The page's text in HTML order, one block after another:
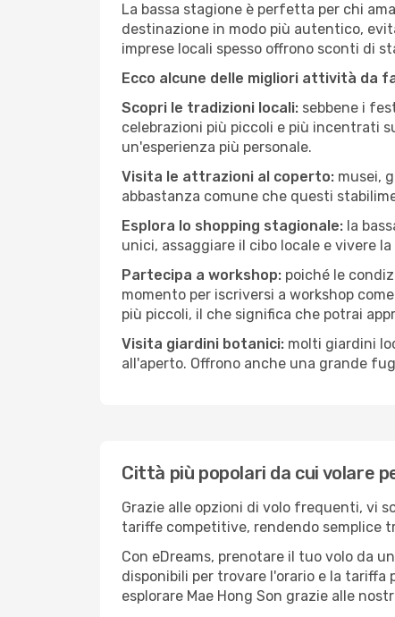
La bassa stagione è perfetta per chi
destinazione in modo più autentico,
imprese locali spesso offrono sconti di
Ecco alcune delle migliori attività da
Scopri le tradizioni locali: sebbene i
celebrazioni più piccoli e più incentrati
un'esperienza più personale.
Visita le attrazioni al coperto: musei,
abbastanza comune che questi
Esplora lo shopping stagionale: la
unici, assaggiare il cibo locale e vivere
Partecipa a workshop: poiché le
momento per iscriversi a workshop
più piccoli, il che significa che potrai
Visita giardini botanici: molti giardini
all'aperto. Offrono anche una grande
Città più popolari da cui volare
Grazie alle opzioni di volo frequenti, vi
tariffe competitive, rendendo semplice
Con eDreams, prenotare il tuo volo da
disponibili per trovare l'orario e la tariffa
esplorare Mae Hong Son grazie alle